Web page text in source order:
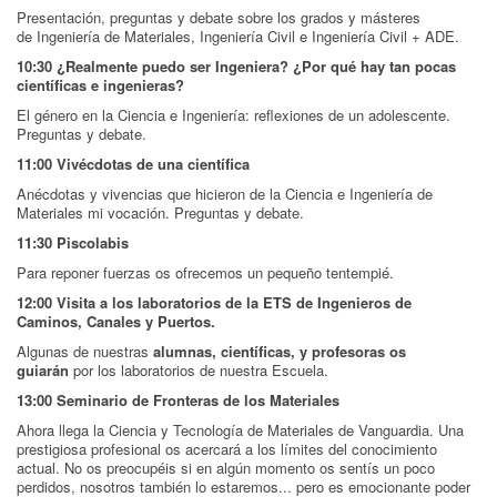
Presentación, preguntas y debate sobre los grados y másteres
de Ingeniería de Materiales, Ingeniería Civil e Ingeniería Civil + ADE.
10:30 ¿Realmente puedo ser Ingeniera? ¿Por qué hay tan pocas
científicas e ingenieras?
El género en la Ciencia e Ingeniería: reflexiones de un adolescente.
Preguntas y debate.
11:00 Vivécdotas de una científica
Anécdotas y vivencias que hicieron de la Ciencia e Ingeniería de
Materiales mi vocación. Preguntas y debate.
11:30 Piscolabis
Para reponer fuerzas os ofrecemos un pequeño tentempié.
12:00 Visita a los laboratorios de la ETS de Ingenieros de
Caminos, Canales y Puertos.
Algunas de nuestras alumnas, científicas, y profesoras os
guiarán por los laboratorios de nuestra Escuela.
13:00 Seminario de Fronteras de los Materiales
Ahora llega la Ciencia y Tecnología de Materiales de Vanguardia. Una
prestigiosa profesional os acercará a los límites del conocimiento
actual. No os preocupéis si en algún momento os sentís un poco
perdidos, nosotros también lo estaremos... pero es emocionante poder